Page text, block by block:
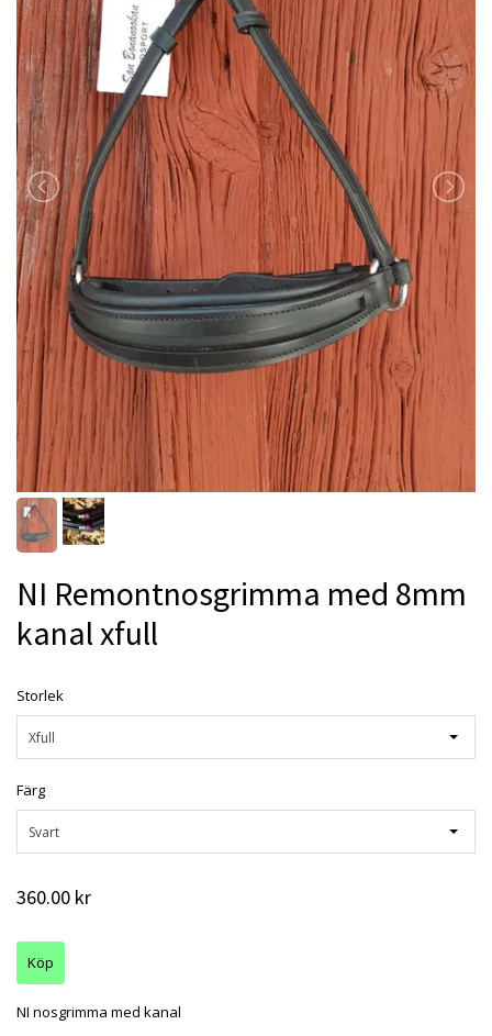
NI Remontnosgrimma med 8mm
kanal xfull
Storlek
Xfull
Färg
Svart
360.00 kr
NI nosgrimma med kanal